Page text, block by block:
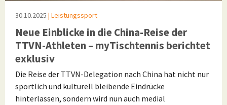
30.10.2025 | Leistungssport
Neue Einblicke in die China-Reise der
TTVN-Athleten – myTischtennis berichtet
exklusiv
Die Reise der TTVN-Delegation nach China hat nicht nur
sportlich und kulturell bleibende Eindrücke
hinterlassen, sondern wird nun auch medial